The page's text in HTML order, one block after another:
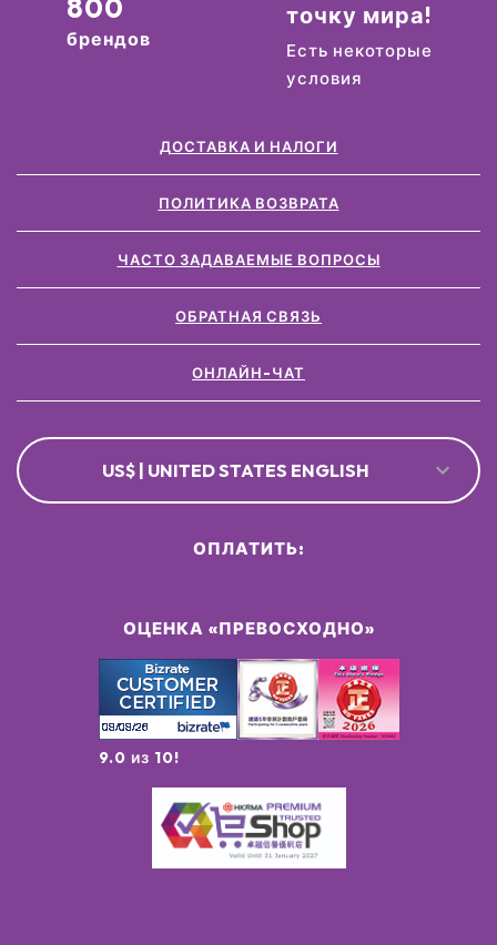
800
брендов
точку мира!
Есть некоторые
условия
ДОСТАВКА И НАЛОГИ
ПОЛИТИКА ВОЗВРАТА
ЧАСТО ЗАДАВАЕМЫЕ ВОПРОСЫ
ОБРАТНАЯ СВЯЗЬ
ОНЛАЙН-ЧАТ
US$ | UNITED STATES ENGLISH
ОЦЕНКА «ПРЕВОСХОДНО»
9.0 из 10!
ОПЛАТИТЬ: